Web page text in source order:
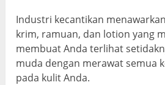
Industri kecantikan
krim, ramuan, dan lotion yang
membuat Anda terlihat
muda dengan merawat semua
pada kulit Anda.